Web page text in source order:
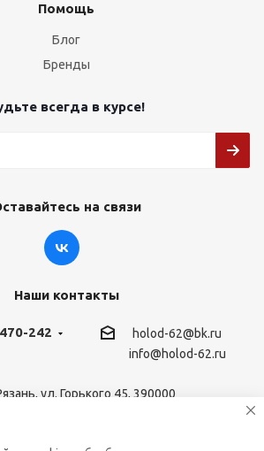
Помощь
Блог
Бренды
всегда в курсе!
на связи
Наши контакты
242
holod-62@bk.ru
info@holod-62.ru
ул. Горького 45, 390000